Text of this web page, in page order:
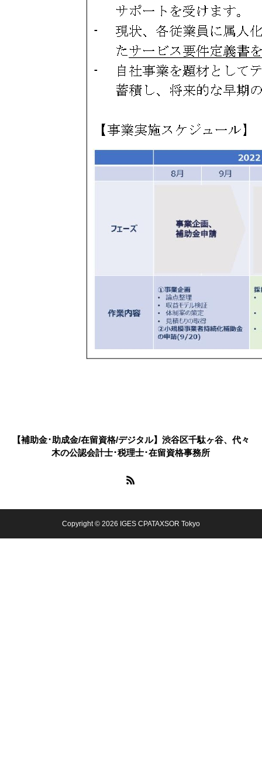
【補助金･助成金/在留資格/デジタル】渋谷区千駄ヶ谷、代々
木の公認会計士･税理士･在留資格事務所
Copyright © 2026 IGES CPATAXSOR Tokyo